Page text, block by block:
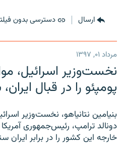
ارسال دسترسی بدون
مرداد ۰۱, ۱۳۹۷
نخست‌وزیر اسرائیل،
پومپئو را در قبال
بنیامین نتانیاهو، نخست‌وزیر
دونالد ترامپ، رئیس‌جمهوری
خارجه این کشور را در برابر ایران